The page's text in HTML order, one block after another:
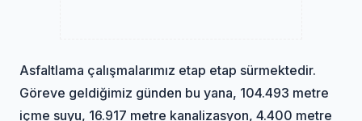
Asfaltlama çalışmalarımız etap etap sürmektedir.
Göreve geldiğimiz günden bu yana, 104.493 metre
içme suyu, 16.917 metre kanalizasyon, 4.400 metre